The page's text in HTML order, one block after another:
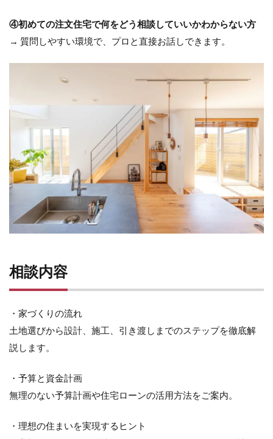
④初めての注文住宅で何をどう相談していいかわからない方
→ 質問しやすい環境で、プロと直接お話しできます。
相談内容
・家づくりの流れ
土地選びから設計、施工、引き渡しまでのステップを徹底解
説します。
・予算と資金計画
無理のない予算計画や住宅ローンの活用方法をご案内。
・理想の住まいを実現するヒント